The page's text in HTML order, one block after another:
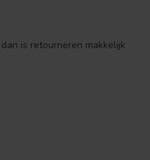
is retourneren makkelijk